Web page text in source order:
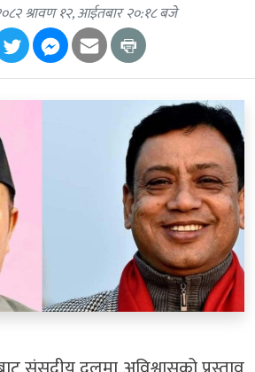
श्रावण १२, आईतबार २०:१८ बजे